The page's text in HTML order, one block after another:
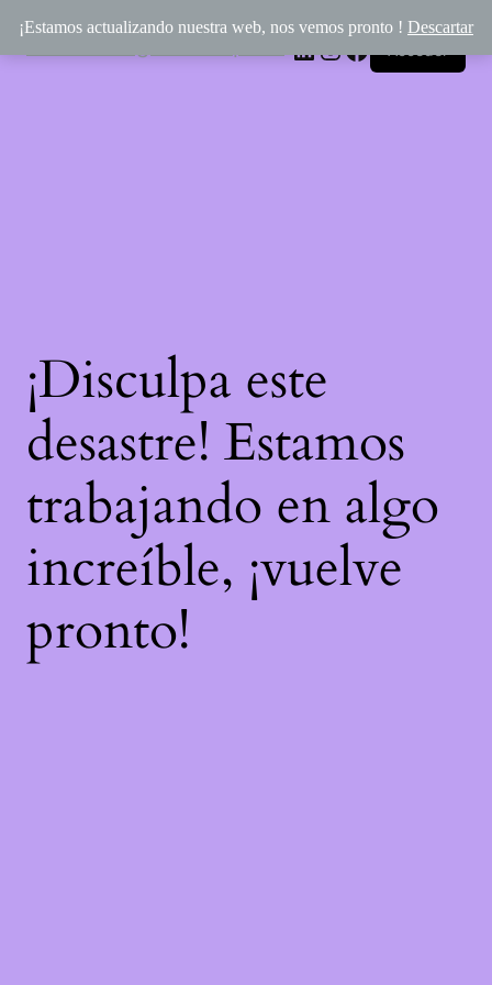
¡Estamos actualizando nuestra web, nos vemos pronto ! Descartar
LinkedIn
Instagram
Facebook
¡Disculpa este
desastre! Estamos
trabajando en algo
increíble, ¡vuelve
pronto!